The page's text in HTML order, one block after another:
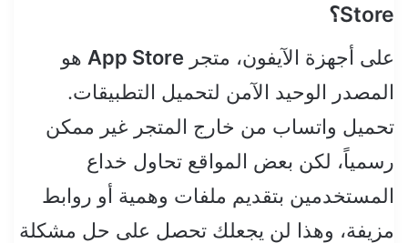
Store؟
على أجهزة الآيفون، متجر App Store هو
المصدر الوحيد الآمن لتحميل التطبيقات.
تحميل واتساب من خارج المتجر غير ممكن
رسمياً، لكن بعض المواقع تحاول خداع
المستخدمين بتقديم ملفات وهمية أو روابط
مزيفة، وهذا لن يجعلك تحصل على حل مشكلة